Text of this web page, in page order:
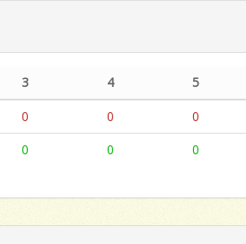
3 4 5
0 0 0
0 0 0